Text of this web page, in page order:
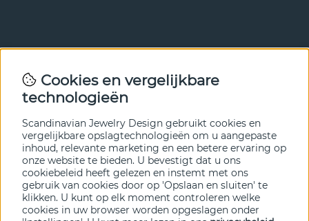
Met onze nieuwsbrief ben je als eerste op de hoogte van
nieuws en aanbiedingen. Meld je hieronder aan.
VERZENDEN
Cookies en vergelijkbare
technologieën
Scandinavian Jewelry Design gebruikt cookies en
vergelijkbare opslagtechnologieën om u aangepaste
inhoud, relevante marketing en een betere ervaring op
onze website te bieden. U bevestigt dat u ons
cookiebeleid heeft gelezen en instemt met ons
gebruik van cookies door op 'Opslaan en sluiten' te
klikken. U kunt op elk moment controleren welke
cookies in uw browser worden opgeslagen onder